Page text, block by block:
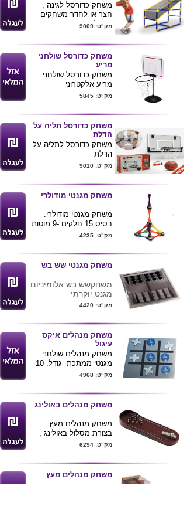
משחק כדורסל לגינה ,
חצר או לחדר משחקים
ניתן למתג את המוצר
מק"ט: 9009
משחק כדורסל שולחני
מריע
משחק כדורסל שולחני
מריע אלקטרוני
אופציה למיתוג ע"ג הלוח
מק"ט: 5845
משחק כדורסל תליה על
הדלת
משחק כדורסל לתליה על
הדלת
משחר המעביר את הזמן
ניתן לחבר בקלות ולהעביר
ממקום למקום
ניתן למתג את המוצר
בלוגו חברה
מגיע עם כדור כדורסל
ומשאבה לניפוח הכדור
מק"ט: 9010
משחק מגנטי מודולרי
משחק מגנטי מודולרי.
בסיס 15 חלקים -9 מוטות
+ 6 כדורים מגיע בקופסת
ליותר חלקים
מק"ט: 4235
משחק מגנטי שש בש
משחקשש בש אלומיניום
מגנט יוקרתי
מתאים לבית או
משדרג כל שולחן בזכות
העיצוב המרשים של
המוצר
25X25
אריזת קרטון צבעונית
ניתן למתג לוגו חברה על
המוצר
מק"ט: 4420
משחק מנהלים איקס
עיגול
משחק מנהלים שולחני
מגנטי ממתכת גודל: 10
-10 סמ מרובעמק"ט: 4968
משחק מנהלים באולינג
משחק מנהלים מעץ
בצורת מסלול באולינג ,
ניתן להדפיס לוגו הלקוח
מק"ט: 6294
משחק מנהלים מעץ